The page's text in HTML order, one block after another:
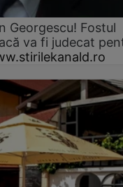
Georgescu! Fostul
va fi judecat